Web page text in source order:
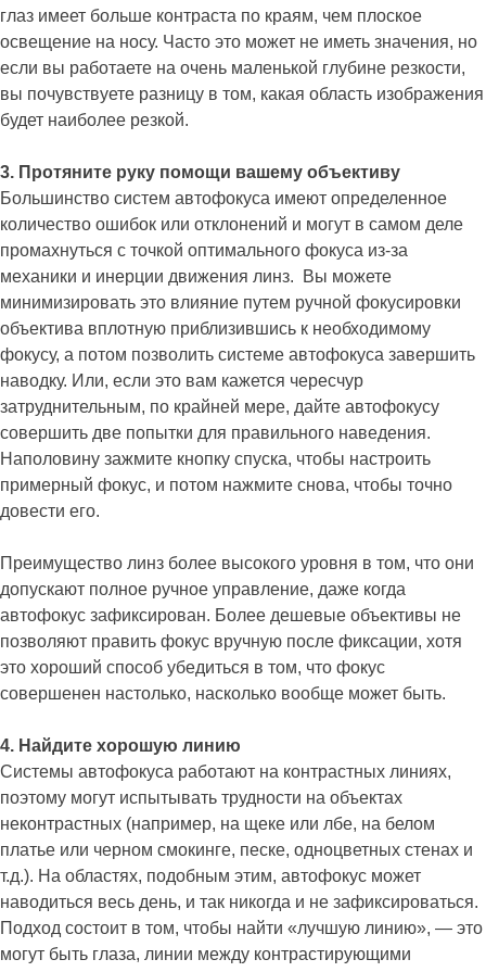
глаз имеет больше контраста по краям, чем плоское
освещение на носу. Часто это может не иметь значения, но
если вы работаете на очень маленькой глубине резкости,
вы почувствуете разницу в том, какая область изображения
будет наиболее резкой.
3. Протяните руку помощи вашему объективу
Большинство систем автофокуса имеют определенное
количество ошибок или отклонений и могут в самом деле
промахнуться с точкой оптимального фокуса из-за
механики и инерции движения линз. Вы можете
минимизировать это влияние путем ручной фокусировки
объектива вплотную приблизившись к необходимому
фокусу, а потом позволить системе автофокуса завершить
наводку. Или, если это вам кажется чересчур
затруднительным, по крайней мере, дайте автофокусу
совершить две попытки для правильного наведения.
Наполовину зажмите кнопку спуска, чтобы настроить
примерный фокус, и потом нажмите снова, чтобы точно
довести его.
Преимущество линз более высокого уровня в том, что они
допускают полное ручное управление, даже когда
автофокус зафиксирован. Более дешевые объективы не
позволяют править фокус вручную после фиксации, хотя
это хороший способ убедиться в том, что фокус
совершенен настолько, насколько вообще может быть.
4. Найдите хорошую линию
Системы автофокуса работают на контрастных линиях,
поэтому могут испытывать трудности на объектах
неконтрастных (например, на щеке или лбе, на белом
платье или черном смокинге, песке, одноцветных стенах и
т.д.). На областях, подобным этим, автофокус может
наводиться весь день, и так никогда и не зафиксироваться.
Подход состоит в том, чтобы найти «лучшую линию», — это
могут быть глаза, линии между контрастирующими